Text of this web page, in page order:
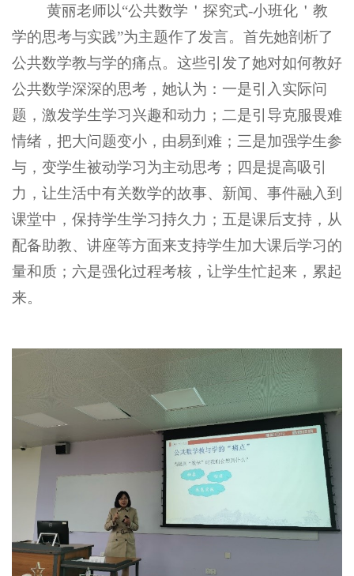
黄丽老师以“公共数学＇探究式-小班化＇教
学的思考与实践”为主题作了发言。首先她剖析了
公共数学教与学的痛点。这些引发了她对如何教好
公共数学深深的思考，她认为：一是引入实际问
题，激发学生学习兴趣和动力；二是引导克服畏难
情绪，把大问题变小，由易到难；三是加强学生参
与，变学生被动学习为主动思考；四是提高吸引
力，让生活中有关数学的故事、新闻、事件融入到
课堂中，保持学生学习持久力；五是课后支持，从
配备助教、讲座等方面来支持学生加大课后学习的
量和质；六是强化过程考核，让学生忙起来，累起
来。